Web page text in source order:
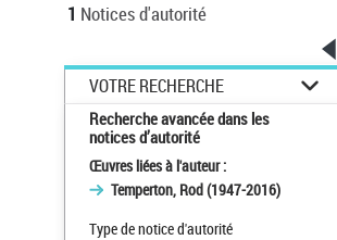
1 Notices d'autorité
VOTRE RECHERCHE
Recherche avancée dans les
notices d’autorité
Œuvres liées à l'auteur :
Temperton, Rod (1947-2016)
Type de notice d'autorité